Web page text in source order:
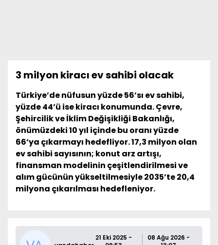
3 milyon kiracı ev sahibi olacak
Türkiye’de nüfusun yüzde 56’sı ev sahibi,
yüzde 44’ü ise kiracı konumunda. Çevre,
Şehircilik ve İklim Değişikliği Bakanlığı,
önümüzdeki 10 yıl içinde bu oranı yüzde
66’ya çıkarmayı hedefliyor. 17,3 milyon olan
ev sahibi sayısının; konut arz artışı,
finansman modelinin çeşitlendirilmesi ve
alım gücünün yükseltilmesiyle 2035’te 20,4
milyona çıkarılması hedefleniyor.
21 Eki 2025 -
08 Ağu 2026 -